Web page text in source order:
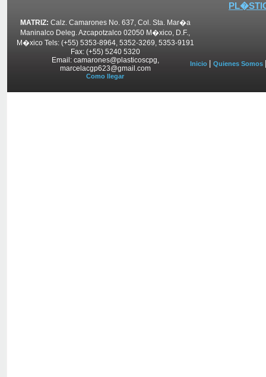
MATRIZ: Calz. Camarones No. 637, Col. Sta. Mar�a
Maninalco Deleg. Azcapotzalco 02050 M�xico, D.F.,
M�xico Tels: (+55) 5353-8964, 5352-3269, 5353-9191
Fax: (+55) 5240 5320
Email: camarones@plasticoscpg,
marcelacgp623@gmail.com
Como llegar
Inicio Quienes Somos